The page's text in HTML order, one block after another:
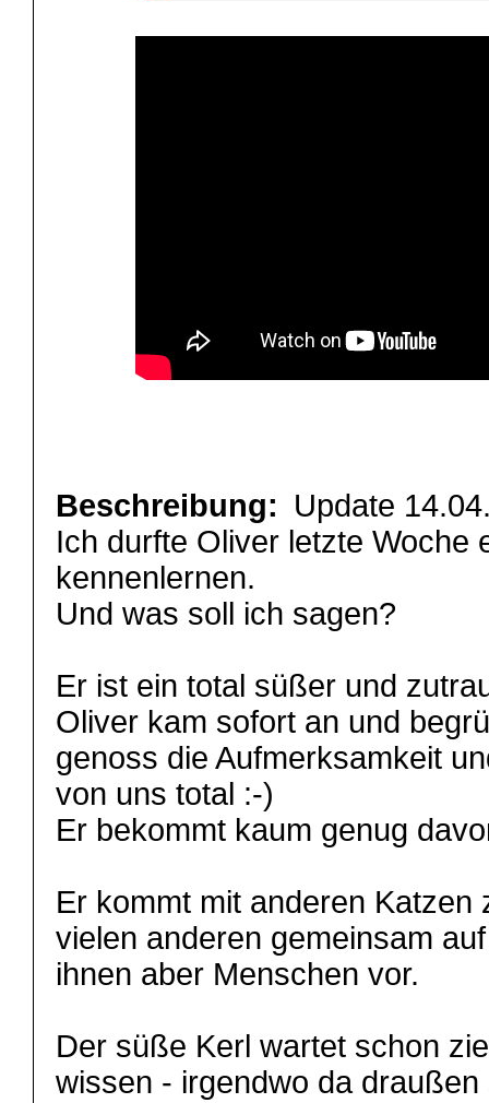
Beschreibung: Update
Ich durfte Oliver letzte Woche
kennenlernen.
Und was soll ich sagen?
Er ist ein total süßer und
Oliver kam sofort an und
genoss die Aufmerksamkeit
von uns total :-)
Er bekommt kaum genug
Er kommt mit anderen Katzen
vielen anderen gemeinsam
ihnen aber Menschen vor.
Der süße Kerl wartet schon
wissen - irgendwo da